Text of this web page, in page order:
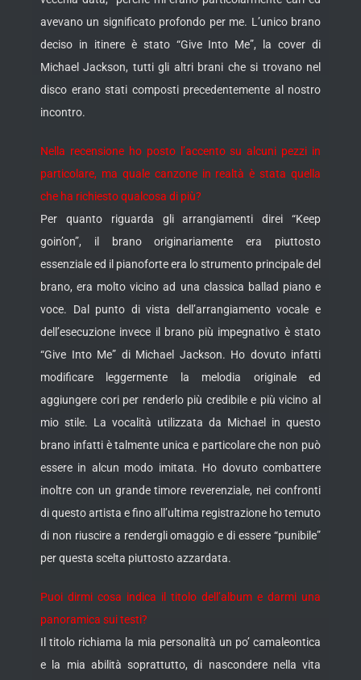
avevano un significato profondo per me. L’unico brano
deciso in itinere è stato “Give Into Me”, la cover di
Michael Jackson, tutti gli altri brani che si trovano nel
disco erano stati composti precedentemente al nostro
incontro.
Nella recensione ho posto l’accento su alcuni pezzi in
particolare, ma quale canzone in realtà è stata quella
che ha richiesto qualcosa di più?
Per quanto riguarda gli arrangiamenti direi “Keep
goin’on”, il brano originariamente era piuttosto
essenziale ed il pianoforte era lo strumento principale del
brano, era molto vicino ad una classica ballad piano e
voce. Dal punto di vista dell’arrangiamento vocale e
dell’esecuzione invece il brano più impegnativo è stato
“Give Into Me” di Michael Jackson. Ho dovuto infatti
modificare leggermente la melodia originale ed
aggiungere cori per renderlo più credibile e più vicino al
mio stile. La vocalità utilizzata da Michael in questo
brano infatti è talmente unica e particolare che non può
essere in alcun modo imitata. Ho dovuto combattere
inoltre con un grande timore reverenziale, nei confronti
di questo artista e fino all’ultima registrazione ho temuto
di non riuscire a rendergli omaggio e di essere “punibile”
per questa scelta piuttosto azzardata.
Puoi dirmi cosa indica il titolo dell’album e darmi una
panoramica sui testi?
Il titolo richiama la mia personalità un po’ camaleontica
e la mia abilità soprattutto, di nascondere nella vita